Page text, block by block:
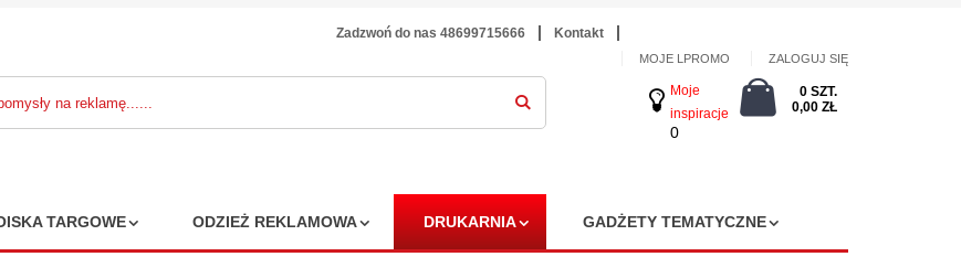
Zadzwoń do nas 48699715666 Kontakt
MOJE LPROMO ZALOGUJ SIĘ
Moje
inspiracje
0
0 SZT.
0,00 ZŁ
TARGOWE ODZIEŻ REKLAMOWA DRUKARNIA GADŻETY TEMATYCZNE